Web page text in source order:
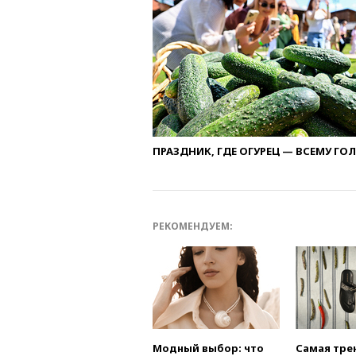
ПРАЗДНИК, ГДЕ ОГУРЕЦ — ВСЕМУ
РЕКОМЕНДУЕМ:
Модный выбор: что
Самая